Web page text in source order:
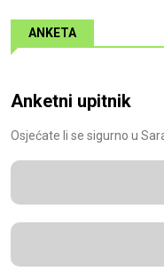
ANKETA
Anketni upitnik
Osjećate li se sigurno u